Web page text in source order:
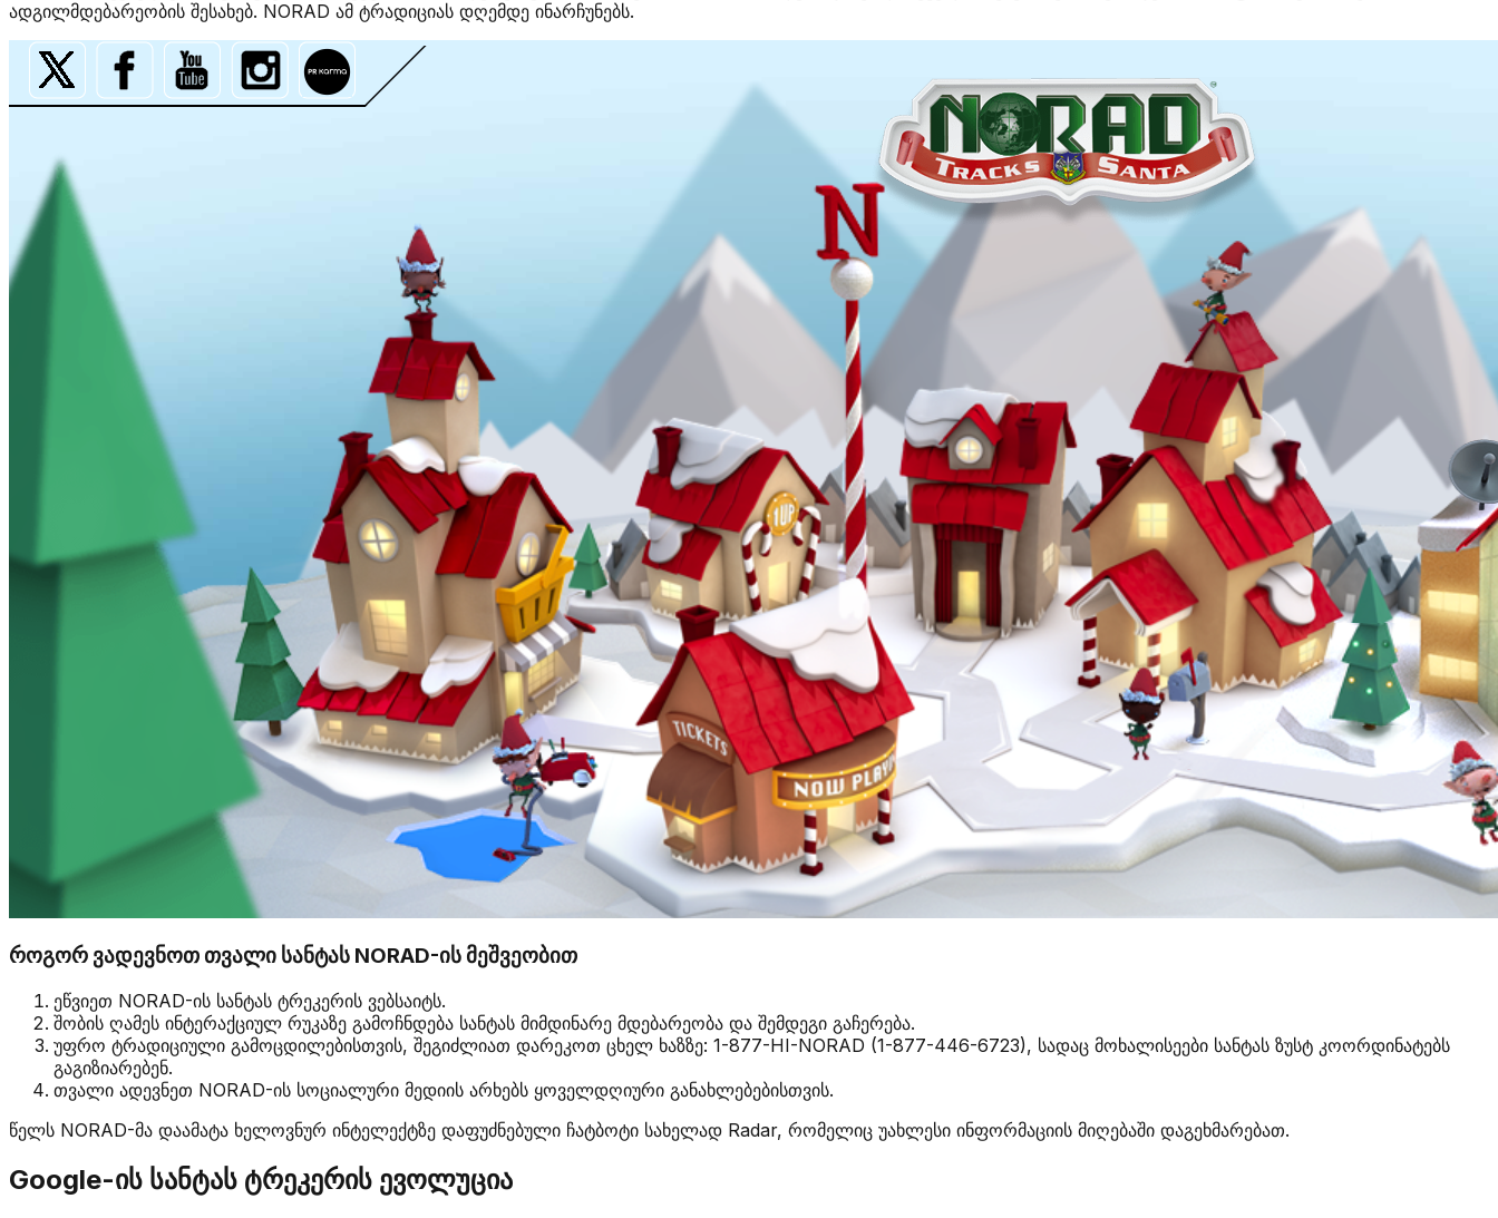
ადგილმდებარეობის შესახებ. NORAD ამ ტრადიციას დღემდე ინარჩუნებს.
როგორ ვადევნოთ თვალი სანტას NORAD-ის მეშვეობით
ეწვიეთ NORAD-ის სანტას ტრეკერის ვებსაიტს.
შობის ღამეს ინტერაქციულ რუკაზე გამოჩნდება სანტას მიმდინარე მდებარეობა და შემდეგი გაჩერება.
უფრო ტრადიციული გამოცდილებისთვის, შეგიძლიათ დარეკოთ ცხელ ხაზზე: 1-877-HI-NORAD (1-877-446-6723), სადაც მოხალისეები სანტას ზუსტ კოორდინატებს
გაგიზიარებენ.
თვალი ადევნეთ NORAD-ის სოციალური მედიის არხებს ყოველდღიური განახლებებისთვის.
წელს NORAD-მა დაამატა ხელოვნურ ინტელექტზე დაფუძნებული ჩატბოტი სახელად Radar, რომელიც უახლესი ინფორმაციის მიღებაში დაგეხმარებათ.
Google-ის სანტას ტრეკერის ევოლუცია